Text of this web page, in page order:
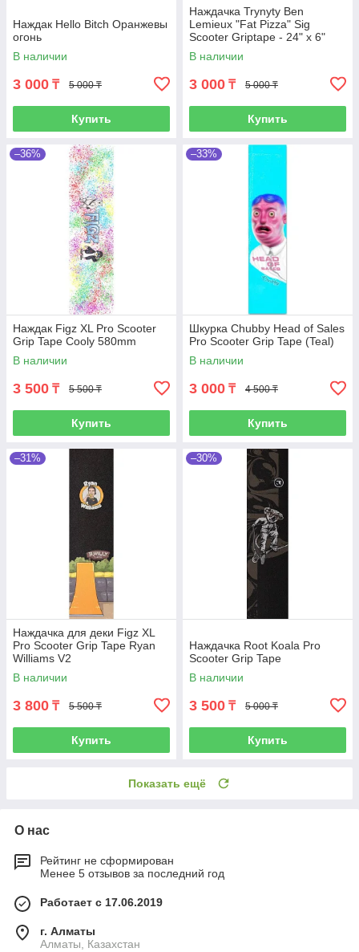
Наждак Hello Bitch Оранжевы
огонь
В наличии
3 000 ₸ 5 000 ₸
Купить
Наждачка Trynyty Ben
Lemieux "Fat Pizza" Sig
Scooter Griptape - 24" x 6"
В наличии
3 000 ₸ 5 000 ₸
Купить
–36%
Наждак Figz XL Pro Scooter
Grip Tape Cooly 580mm
В наличии
3 500 ₸ 5 500 ₸
Купить
–33%
Шкурка Chubby Head of Sales
Pro Scooter Grip Tape (Teal)
В наличии
3 000 ₸ 4 500 ₸
Купить
–31%
Наждачка для деки Figz XL
Pro Scooter Grip Tape Ryan
Williams V2
В наличии
3 800 ₸ 5 500 ₸
Купить
–30%
Наждачка Root Koala Pro
Scooter Grip Tape
В наличии
3 500 ₸ 5 000 ₸
Купить
Показать ещё
О нас
Рейтинг не сформирован
Менее 5 отзывов за последний год
Работает с 17.06.2019
г. Алматы
Алматы, Казахстан